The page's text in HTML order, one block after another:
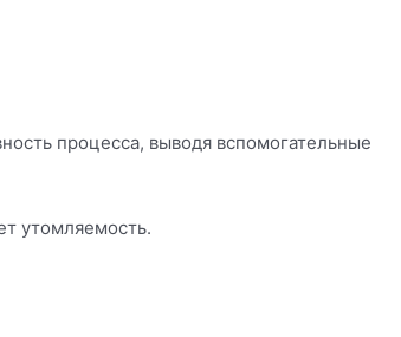
процесса, выводя вспомогательные
утомляемость.